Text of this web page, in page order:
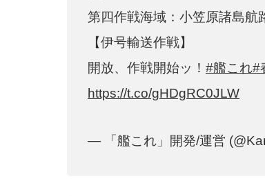
第四作戦海域：小笠原諸島航
【伊号輸送作戦】
開放、作戦開始ッ！ #艦これ#
https://t.co/gHDgRC0JLW
— 「艦これ」開発/運営